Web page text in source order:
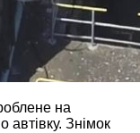
на
автівку. Знімок